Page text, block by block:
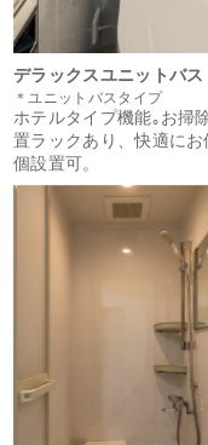
デラックスユニットバス
＊ユニットバスタイプ
ホテルタイプ機能｡お掃
置ラックあり、快適に
個設置可。